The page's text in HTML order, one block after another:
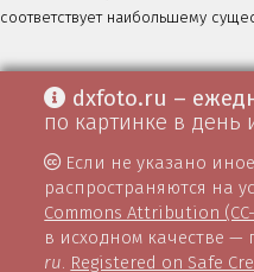
соответствует наибольшему
dxfoto.ru –
по картинке в день
Если не указано
распространяются на
Commons Attribution
в исходном качестве
ru. Registered on Safe